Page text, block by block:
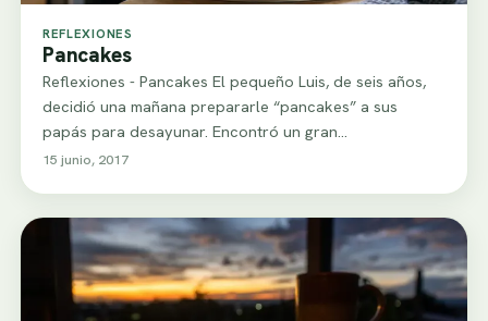
REFLEXIONES
Pancakes
Reflexiones - Pancakes El pequeño Luis, de seis años,
decidió una mañana prepararle “pancakes” a sus
papás para desayunar. Encontró un gran…
15 junio, 2017